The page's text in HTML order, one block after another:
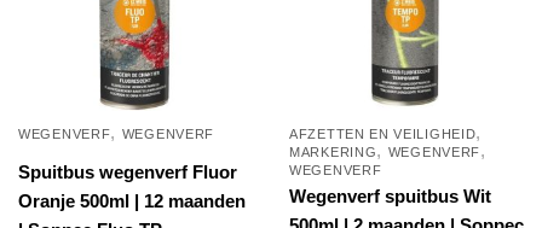
WEGENVERF, WEGENVERF
Spuitbus wegenverf Fluor
Oranje 500ml | 12 maanden
AFZETTEN EN VEILIGHEID,
MARKERING, WEGENVERF,
WEGENVERF
Wegenverf spuitbus Wit